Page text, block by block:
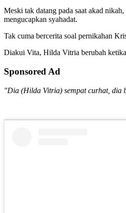
Meski tak datang pada saat akad
mengucapkan syahadat.
Tak cuma bercerita soal pernikahan
Diakui Vita, Hilda Vitria berubah
Sponsored Ad
"Dia (Hilda Vitria) sempat curhat, dia